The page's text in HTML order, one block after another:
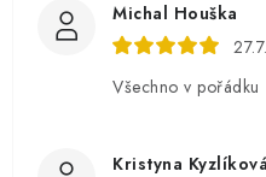
Michal Houška
Všechno v pořádku
Kristyna Kyzlíková